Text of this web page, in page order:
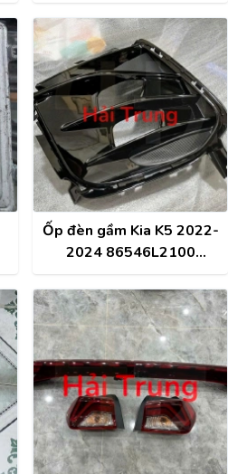
Ốp đèn gầm Kia K5 2022-
2024 86546L2100